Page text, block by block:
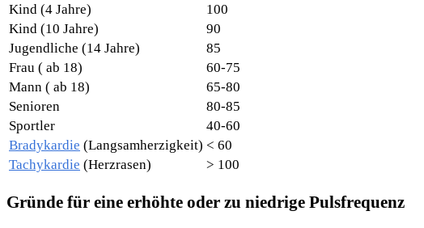
Kind (4 Jahre)
100
Kind (10 Jahre)
90
Jugendliche (14 Jahre)
85
Frau ( ab 18)
60-75
Mann ( ab 18)
65-80
Senioren
80-85
Sportler
40-60
Bradykardie (Langsamherzigkeit) < 60
Tachykardie (Herzrasen) > 100
Gründe für eine erhöhte oder zu niedrige Pulsfrequenz